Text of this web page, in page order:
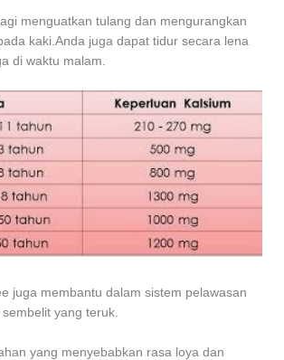
menguatkan tulang dan mengurangkan
kaki.Anda juga dapat tidur secara lena
di waktu malam.
juga membantu dalam sistem pelawasan
yang teruk.
yang menyebabkan rasa loya dan